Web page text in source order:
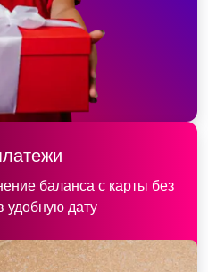
баланса с карты без
удобную дату